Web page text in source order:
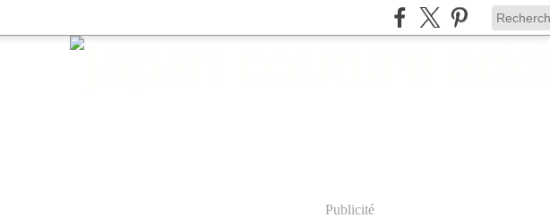
Publicité